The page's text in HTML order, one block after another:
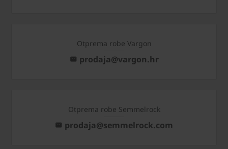
Otprema robe Vargon
prodaja@vargon.hr
Otprema robe Semmelrock
prodaja@semmelrock.com